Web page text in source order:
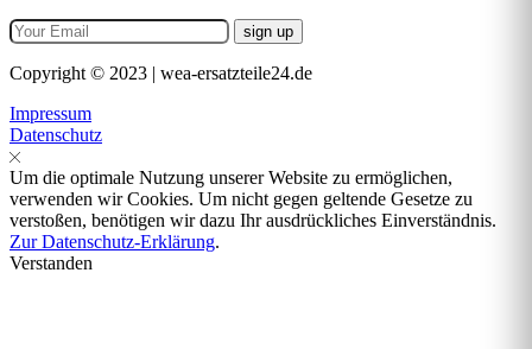
Copyright © 2023 | wea-ersatzteile24.de
Impressum
Datenschutz
Um die optimale Nutzung unserer Website zu ermöglichen,
verwenden wir Cookies. Um nicht gegen geltende Gesetze zu
verstoßen, benötigen wir dazu Ihr ausdrückliches Einverständnis.
Zur Datenschutz-Erklärung.
Verstanden